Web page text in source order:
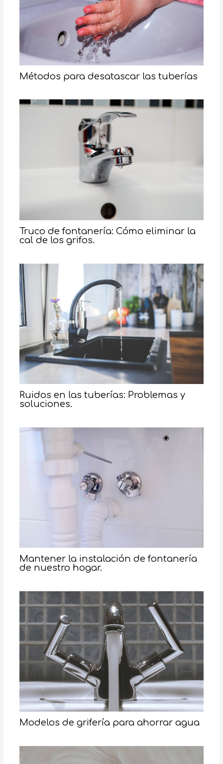
Métodos para desatascar las tuberías
Truco de fontanería: Cómo eliminar la
cal de los grifos.
Ruidos en las tuberías: Problemas y
soluciones.
Mantener la instalación de fontanería
de nuestro hogar.
Modelos de grifería para ahorrar agua